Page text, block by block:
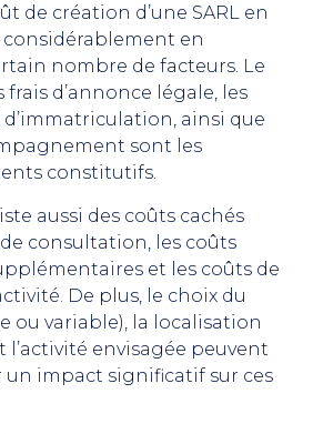
de création d’une SARL en
en
nombre de facteurs. Le
frais d’annonce légale, les
ainsi que
sont les
constitutifs.
aussi des coûts cachés
consultation, les coûts
et les coûts de
De plus, le choix du
ou variable), la localisation
l’activité envisagée peuvent
un impact significatif sur ces